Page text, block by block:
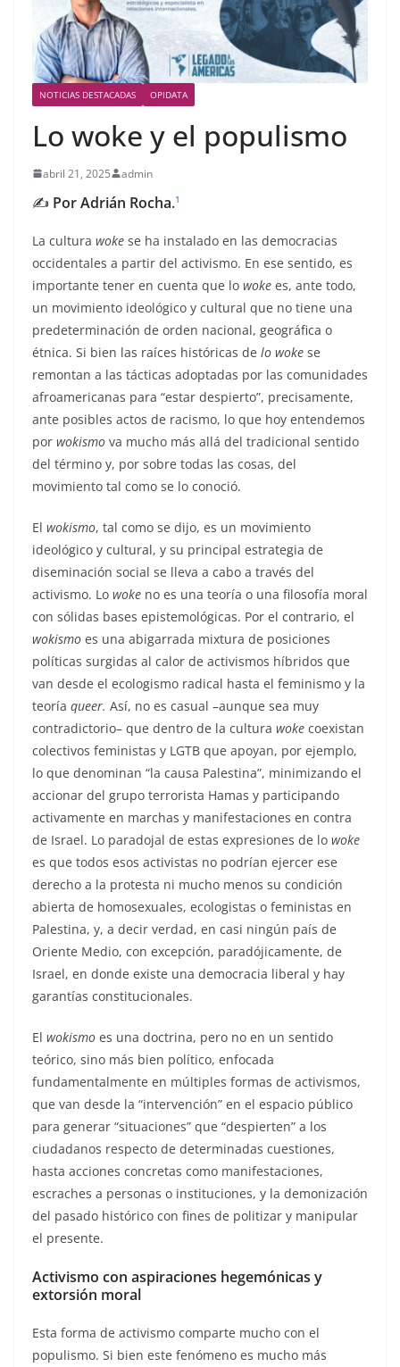
NOTICIAS DESTACADAS OPIDATA
Lo woke y el populismo
abril 21, 2025 admin
✍️ Por Adrián Rocha.1
La cultura woke se ha instalado en las democracias
occidentales a partir del activismo. En ese sentido, es
importante tener en cuenta que lo woke es, ante todo,
un movimiento ideológico y cultural que no tiene una
predeterminación de orden nacional, geográfica o
étnica. Si bien las raíces históricas de lo woke se
remontan a las tácticas adoptadas por las comunidades
afroamericanas para “estar despierto”, precisamente,
ante posibles actos de racismo, lo que hoy entendemos
por wokismo va mucho más allá del tradicional sentido
del término y, por sobre todas las cosas, del
movimiento tal como se lo conoció.
El wokismo, tal como se dijo, es un movimiento
ideológico y cultural, y su principal estrategia de
diseminación social se lleva a cabo a través del
activismo. Lo woke no es una teoría o una filosofía moral
con sólidas bases epistemológicas. Por el contrario, el
wokismo es una abigarrada mixtura de posiciones
políticas surgidas al calor de activismos híbridos que
van desde el ecologismo radical hasta el feminismo y la
teoría queer. Así, no es casual –aunque sea muy
contradictorio– que dentro de la cultura woke coexistan
colectivos feministas y LGTB que apoyan, por ejemplo,
lo que denominan “la causa Palestina”, minimizando el
accionar del grupo terrorista Hamas y participando
activamente en marchas y manifestaciones en contra
de Israel. Lo paradojal de estas expresiones de lo woke
es que todos esos activistas no podrían ejercer ese
derecho a la protesta ni mucho menos su condición
abierta de homosexuales, ecologistas o feministas en
Palestina, y, a decir verdad, en casi ningún país de
Oriente Medio, con excepción, paradójicamente, de
Israel, en donde existe una democracia liberal y hay
garantías constitucionales.
El wokismo es una doctrina, pero no en un sentido
teórico, sino más bien político, enfocada
fundamentalmente en múltiples formas de activismos,
que van desde la “intervención” en el espacio público
para generar “situaciones” que “despierten” a los
ciudadanos respecto de determinadas cuestiones,
hasta acciones concretas como manifestaciones,
escraches a personas o instituciones, y la demonización
del pasado histórico con fines de politizar y manipular
el presente.
Activismo con aspiraciones hegemónicas y
extorsión moral
Esta forma de activismo comparte mucho con el
populismo. Si bien este fenómeno es mucho más